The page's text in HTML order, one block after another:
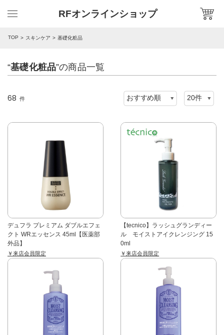
RFオンラインショップ
TOP スキンケア 基礎化粧品
“基礎化粧品”の商品一覧
68 件
デュフラ プレミアム ダブルエフェ
クト WRエッセンス 45ml【医薬部
外品】
￥来店会員限定
【tecnico】ラッシュグランディー
ル モイストアイクレンジング 15
0ml
￥来店会員限定